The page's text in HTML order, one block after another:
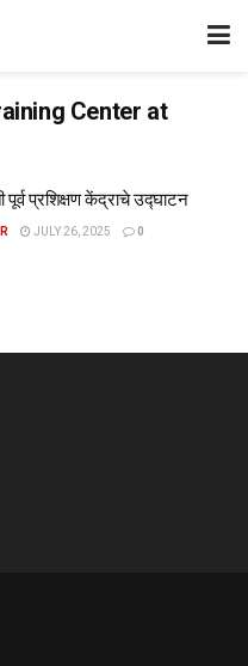
Center at
पूर्व प्रशिक्षण केंद्राचे उद्घाटन
JULY 26, 2025 0